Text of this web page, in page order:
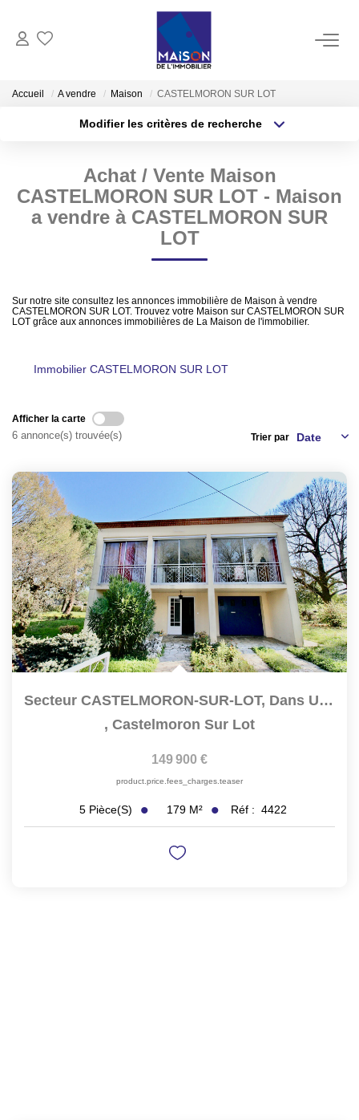
LOCATION
GESTION
ESTIMATION
Estimer Vendre
Biens Vendus
NOS AGENCES
EXTRANET PROPRIÉTAIRE
EN
Accueil A vendre Maison CASTELMORON SUR LOT
Modifier les critères de recherche
Sélectionnez...
Surface min
Achat / Vente Maison
CASTELMORON SUR LOT - Maison
a vendre à CASTELMORON SUR
LOT
Sur notre site consultez les annonces immobilière de Maison à vendre
CASTELMORON SUR LOT. Trouvez votre Maison sur CASTELMORON SUR
LOT grâce aux annonces immobilières de La Maison de l'immobilier.
Immobilier CASTELMORON SUR LOT
Afficher la carte
6 annonce(s) trouvée(s) Trier par
Secteur CASTELMORON-SUR-LOT, Dans Un Secteur Résidentiel À...
, Castelmoron Sur Lot
149 900 €
product.price.fees_charges.teaser
5 Pièce(s) 179 M² Réf : 4422